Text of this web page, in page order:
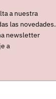
donde
la
la
a nuestra
las novedades.
newsletter
a